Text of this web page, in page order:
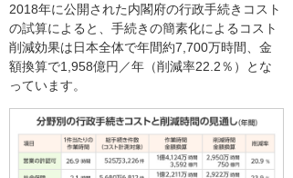
2018年に公開された内閣府の行政手続きコスト
の試算によると、手続きの簡素化によるコスト
削減効果は日本全体で年間約7,700万時間、金
額換算で1,958億円／年（削減率22.2％）とな
っています。